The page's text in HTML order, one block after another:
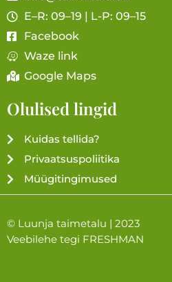
E–R: 09–19 | L-P: 09–15
Facebook
Waze link
Google Maps
Olulised lingid
Kuidas tellida?
Privaatsuspoliitika
Müügitingimused
© Luunja taimetalu | 2023
Veebilehe tegi FRESHMAN